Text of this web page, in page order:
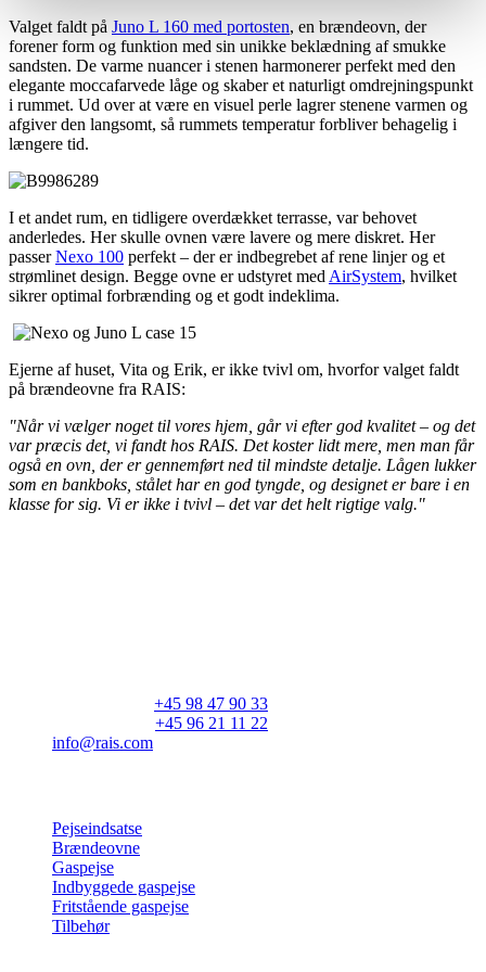
Valget faldt på Juno L 160 med portosten, en brændeovn, der
forener form og funktion med sin unikke beklædning af smukke
sandsten. De varme nuancer i stenen harmonerer perfekt med den
elegante moccafarvede låge og skaber et naturligt omdrejningspunkt
i rummet. Ud over at være en visuel perle lagrer stenene varmen og
afgiver den langsomt, så rummets temperatur forbliver behagelig i
længere tid.
I et andet rum, en tidligere overdækket terrasse, var behovet
anderledes. Her skulle ovnen være lavere og mere diskret. Her
passerNexo 100 perfekt – der er indbegrebet af rene linjer og et
strømlinet design. Begge ovne er udstyret med AirSystem, hvilket
sikrer optimal forbrænding og et godt indeklima.
Ejerne af huset, Vita og Erik, er ikke tvivl om, hvorfor valget faldt
på brændeovne fra RAIS:
"Når vi vælger noget til vores hjem, går vi efter god kvalitet – og det
var præcis det, vi fandt hos RAIS. Det koster lidt mere, men man får
også en ovn, der er gennemført ned til mindste detalje. Lågen lukker
som en bankboks, stålet har en god tyngde, og designet er bare i en
klasse for sig. Vi er ikke i tvivl – det var det helt rigtige valg."
+45 98 47 90 33
+45 96 21 11 22
info@rais.com
Pejseindsatse
Brændeovne
Gaspejse
Indbyggede gaspejse
Fritstående gaspejse
Tilbehør